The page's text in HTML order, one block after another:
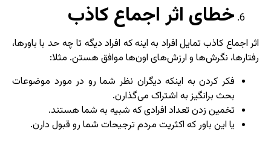
خطای اثر اجماع کاذب
اثر اجماع کاذب تمایل افراد به اینه که افراد دیگه تا چه حد با باورها،
رفتارها، نگرش‌ها و ارزش‌های اون‌ها موافق هستن. مثلا:
فکر کردن به اینکه دیگران نظر شما رو در مورد موضوعات
بحث برانگیز به اشتراک می‌گذارن.
تخمین زدن تعداد افرادی که شبیه به شما هستند.
یا این باور که اکثریت مردم ترجیحات شما رو قبول دارن.